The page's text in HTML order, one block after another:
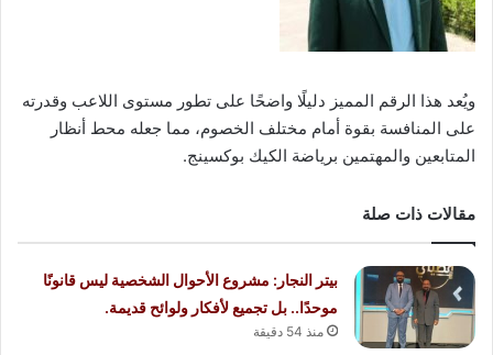
ويُعد هذا الرقم المميز دليلًا واضحًا على تطور مستوى اللاعب وقدرته
على المنافسة بقوة أمام مختلف الخصوم، مما جعله محط أنظار
المتابعين والمهتمين برياضة الكيك بوكسينج.
مقالات ذات صلة
بيتر النجار: مشروع الأحوال الشخصية ليس قانونًا
موحدًا.. بل تجميع لأفكار ولوائح قديمة.
منذ 54 دقيقة